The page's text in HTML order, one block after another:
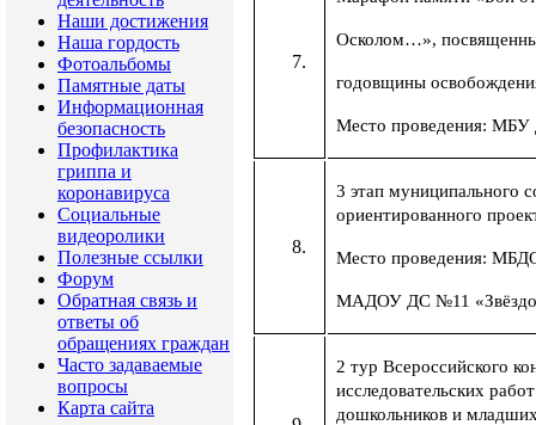
Наши достижения
Наша гордость
Фотоальбомы
Памятные даты
Информационная
безопасность
Профилактика
гриппа и
коронавируса
Социальные
видеоролики
Полезные ссылки
Форум
Обратная связь и
ответы об
обращениях граждан
Часто задаваемые
вопросы
Карта сайта
Осколом…»,
годовщины
Место проведения:
3 этап муниципального
ориентированного
Место проведения:
МАДОУ ДС №11
2 тур Всероссийского
исследовательских
дошкольников и